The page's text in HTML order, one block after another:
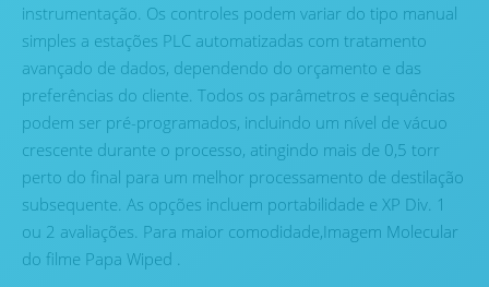
instrumentação. Os controles podem variar do tipo manual
simples a estações PLC automatizadas com tratamento
avançado de dados, dependendo do orçamento e das
preferências do cliente. Todos os parâmetros e sequências
podem ser pré-programados, incluindo um nível de vácuo
crescente durante o processo, atingindo mais de 0,5 torr
perto do final para um melhor processamento de destilação
subsequente. As opções incluem portabilidade e XP Div. 1
ou 2 avaliações. Para maior comodidade,Imagem Molecular
do filme Papa Wiped .